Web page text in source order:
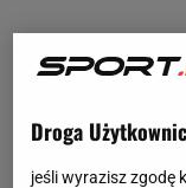
Droga
jeśli wyrazisz zgodę